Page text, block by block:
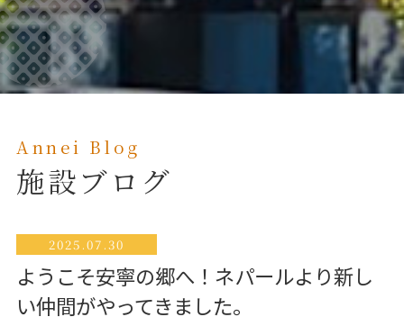
Annei Blog
施設ブログ
2025.07.30
ようこそ安寧の郷へ！ネパールより新し
い仲間がやってきました。